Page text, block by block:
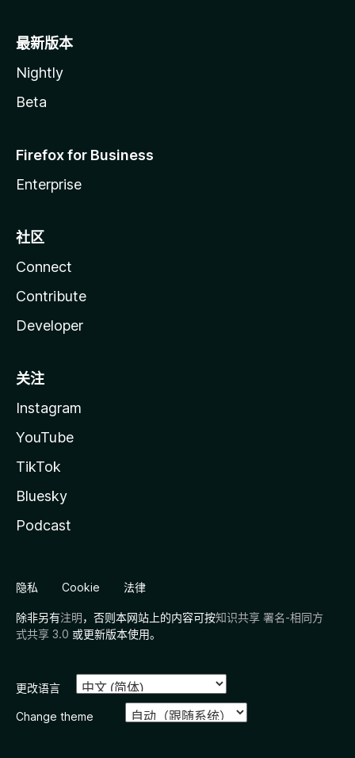
最新版本
Nightly
Beta
Firefox for Business
Enterprise
社区
Connect
Contribute
Developer
关注
Instagram
YouTube
TikTok
Bluesky
Podcast
隐私 Cookie 法律
除非另有注明，否则本网站上的内容可按知识共享 署名-相同方
式共享 3.0 或更新版本使用。
更改语言
Change theme